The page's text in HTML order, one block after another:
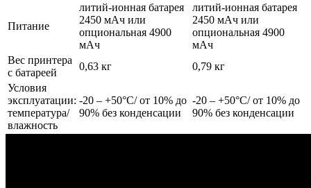
Питание
литий-ионная батарея
2450 мАч или
опциональная 4900
мАч
литий-ионная батарея
2450 мАч или
опциональная 4900
мАч
Вес принтера
с батареей
0,63 кг
0,79 кг
Условия
эксплуатации:
температура/
влажность
-20 – +50°C/ от 10% до
90% без конденсации
-20 – +50°C/ от 10% до
90% без конденсации